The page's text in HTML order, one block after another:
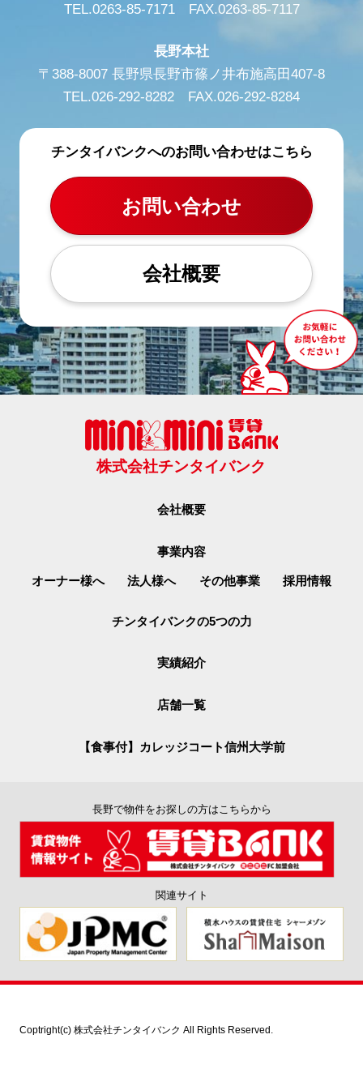
TEL.0263-85-7171 FAX.0263-85-7117
長野本社
〒388-8007 長野県長野市篠ノ井布施高田407-8
TEL.026-292-8282 FAX.026-292-8284
チンタイバンクへのお問い合わせはこちら
お問い合わせ
会社概要
株式会社チンタイバンク
会社概要
事業内容
オーナー様へ 法人様へ その他事業 採用情報
チンタイバンクの5つの力
実績紹介
店舗一覧
【食事付】カレッジコート信州大学前
長野で物件をお探しの方はこちらから
関連サイト
Coptright(c) 株式会社チンタイバンク All Rights Reserved.